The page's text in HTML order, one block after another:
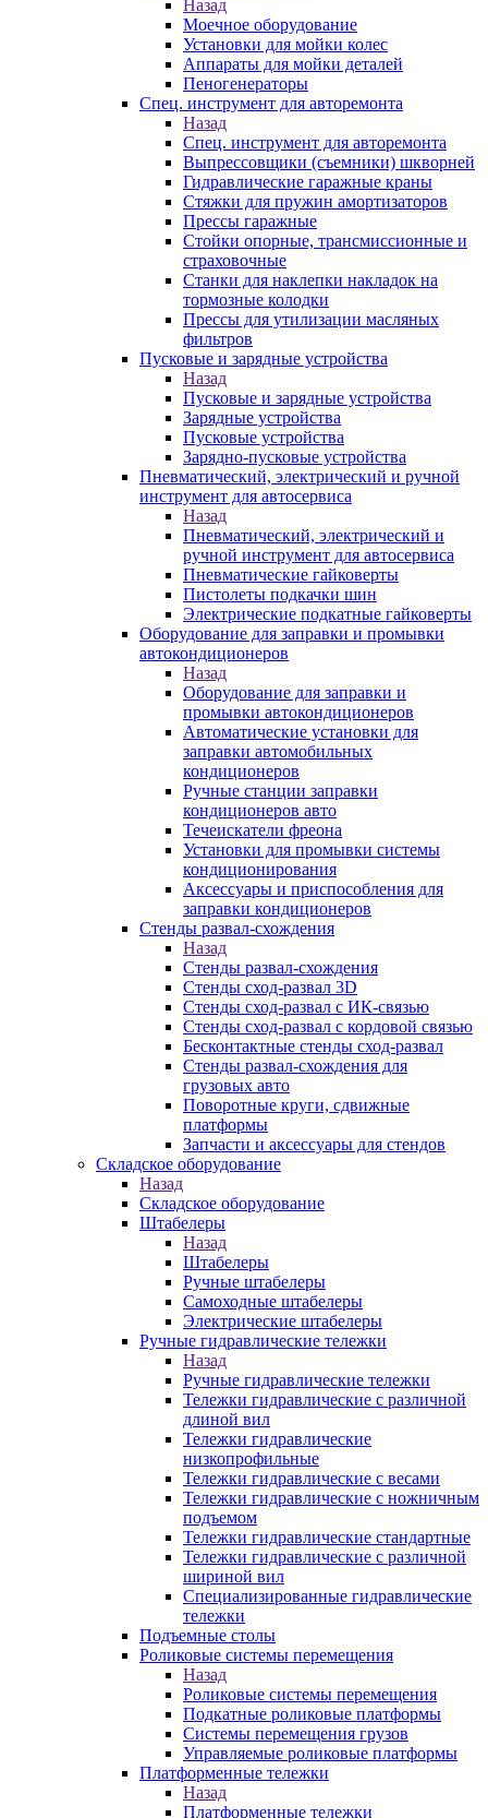
Назад
Моечное оборудование
Установки для мойки колес
Аппараты для мойки деталей
Пеногенераторы
Спец. инструмент для авторемонта
Назад
Спец. инструмент для авторемонта
Выпрессовщики (съемники) шкворней
Гидравлические гаражные краны
Стяжки для пружин амортизаторов
Прессы гаражные
Стойки опорные, трансмиссионные и
страховочные
Станки для наклепки накладок на
тормозные колодки
Прессы для утилизации масляных
фильтров
Пусковые и зарядные устройства
Назад
Пусковые и зарядные устройства
Зарядные устройства
Пусковые устройства
Зарядно-пусковые устройства
Пневматический, электрический и ручной
инструмент для автосервиса
Назад
Пневматический, электрический и
ручной инструмент для автосервиса
Пневматические гайковерты
Пистолеты подкачки шин
Электрические подкатные гайковерты
Оборудование для заправки и промывки
автокондиционеров
Назад
Оборудование для заправки и
промывки автокондиционеров
Автоматические установки для
заправки автомобильных
кондиционеров
Ручные станции заправки
кондиционеров авто
Течеискатели фреона
Установки для промывки системы
кондиционирования
Аксессуары и приспособления для
заправки кондиционеров
Стенды развал-схождения
Назад
Стенды развал-схождения
Стенды сход-развал 3D
Стенды сход-развал с ИК-связью
Стенды сход-развал с кордовой связью
Бесконтактные стенды сход-развал
Стенды развал-схождения для
грузовых авто
Поворотные круги, сдвижные
платформы
Запчасти и аксессуары для стендов
Складское оборудование
Назад
Складское оборудование
Штабелеры
Назад
Штабелеры
Ручные штабелеры
Самоходные штабелеры
Электрические штабелеры
Ручные гидравлические тележки
Назад
Ручные гидравлические тележки
Тележки гидравлические с различной
длиной вил
Тележки гидравлические
низкопрофильные
Тележки гидравлические с весами
Тележки гидравлические с ножничным
подъемом
Тележки гидравлические стандартные
Тележки гидравлические с различной
шириной вил
Специализированные гидравлические
тележки
Подъемные столы
Роликовые системы перемещения
Назад
Роликовые системы перемещения
Подкатные роликовые платформы
Системы перемещения грузов
Управляемые роликовые платформы
Платформенные тележки
Назад
Платформенные тележки